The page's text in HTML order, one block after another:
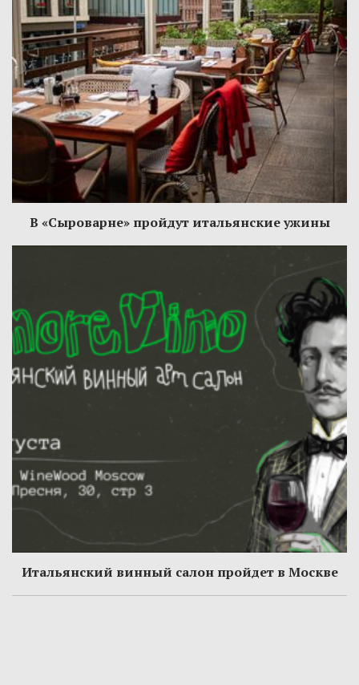
В «Сыроварне» пройдут итальянские ужины
Итальянский винный салон пройдет в Москве